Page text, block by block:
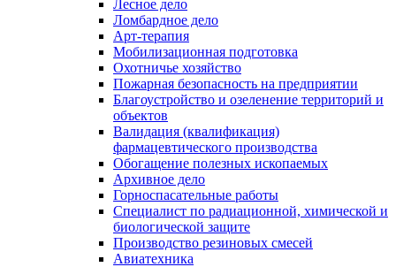
Лесное дело
Ломбардное дело
Арт-терапия
Мобилизационная подготовка
Охотничье хозяйство
Пожарная безопасность на предприятии
Благоустройство и озеленение территорий и
объектов
Валидация (квалификация)
фармацевтического производства
Обогащение полезных ископаемых
Архивное дело
Горноспасательные работы
Специалист по радиационной, химической и
биологической защите
Производство резиновых смесей
Авиатехника